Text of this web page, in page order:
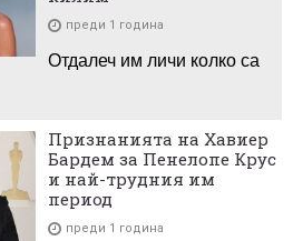
преди 1 година
Отдалеч им личи колко са
Признанията на Хавиер
Бардем за Пенелопе Крус
и най-трудния им
период
преди 1 година